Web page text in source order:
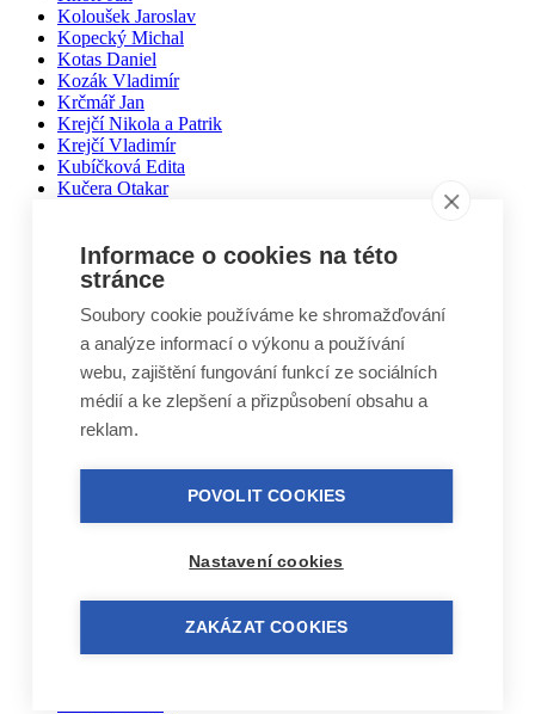
Koloušek Jaroslav
Kopecký Michal
Kotas Daniel
Kozák Vladimír
Krčmář Jan
Krejčí Nikola a Patrik
Krejčí Vladimír
Kubíčková Edita
Kučera Otakar
Lesák Jiří
Lukáš Miloslav
Máca Karel
Málek Vlastimil
Matal Oldřich
Matyášek Ivo
Matyskiewiczová Lenka
Mikoláš Zdeněk
Mikuláštíková Petra
Novák Jakub
Pačiska Michal
Informace o cookies na této
stránce
Soubory cookie používáme ke shromažďování
a analýze informací o výkonu a používání
webu, zajištění fungování funkcí ze sociálních
médií a ke zlepšení a přizpůsobení obsahu a
reklam.
POVOLIT COOKIES
Nastavení cookies
ZAKÁZAT COOKIES